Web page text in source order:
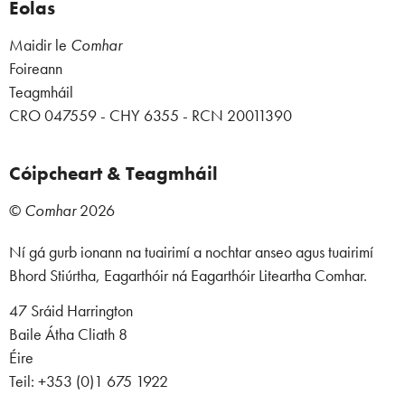
Eolas
Maidir le Comhar
Foireann
Teagmháil
CRO 047559 - CHY 6355 - RCN 20011390
Cóipcheart & Teagmháil
© Comhar2026
Ní gá gurb ionann na tuairimí a nochtar anseo agus tuairimí
Bhord Stiúrtha, Eagarthóir ná Eagarthóir Liteartha Comhar.
47 Sráid Harrington
Baile Átha Cliath 8
Éire
Teil: +353 (0)1 675 1922